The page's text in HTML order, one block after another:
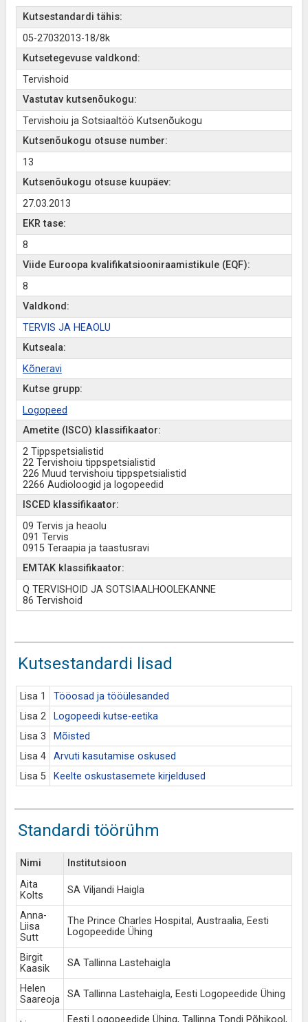
Kutsestandardi tähis:
05-27032013-18/8k
Kutsetegevuse valdkond:
Tervishoid
Vastutav kutsenõukogu:
Tervishoiu ja Sotsiaaltöö Kutsenõukogu
Kutsenõukogu otsuse number:
13
Kutsenõukogu otsuse kuupäev:
27.03.2013
EKR tase:
8
Viide Euroopa kvalifikatsiooniraamistikule (EQF):
8
Valdkond:
TERVIS JA HEAOLU
Kutseala:
Kõneravi
Kutse grupp:
Logopeed
Ametite (ISCO) klassifikaator:
2 Tippspetsialistid
22 Tervishoiu tippspetsialistid
226 Muud tervishoiu tippspetsialistid
2266 Audioloogid ja logopeedid
ISCED klassifikaator:
09 Tervis ja heaolu
091 Tervis
0915 Teraapia ja taastusravi
EMTAK klassifikaator:
Q TERVISHOID JA SOTSIAALHOOLEKANNE
86 Tervishoid
Kutsestandardi lisad
Lisa 1
Tööosad ja tööülesanded
Lisa 2
Logopeedi kutse-eetika
Lisa 3
Mõisted
Lisa 4
Arvuti kasutamise oskused
Lisa 5
Keelte oskustasemete kirjeldused
Standardi töörühm
Nimi
Institutsioon
Aita
Kolts
SA Viljandi Haigla
Anna-
Liisa
Sutt
The Prince Charles Hospital, Austraalia, Eesti
Logopeedide Ühing
Birgit
Kaasik
SA Tallinna Lastehaigla
Helen
Saareoja
SA Tallinna Lastehaigla, Eesti Logopeedide Ühing
Eesti Logopeedide Ühing, Tallinna Tondi Põhikool,